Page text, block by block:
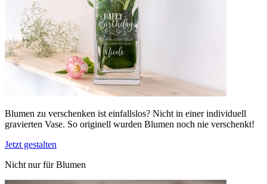
Blumen zu verschenken ist einfallslos? Nicht in einer individuell
gravierten Vase. So originell wurden Blumen noch nie verschenkt!
Jetzt gestalten
Nicht nur für Blumen